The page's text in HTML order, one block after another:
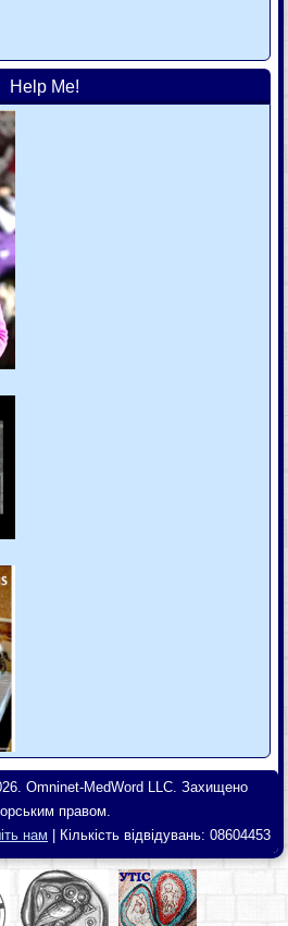
Help Me!
Omninet-MedWord LLC. Захищено
правом.
нам | Кількість відвідувань: 08604453